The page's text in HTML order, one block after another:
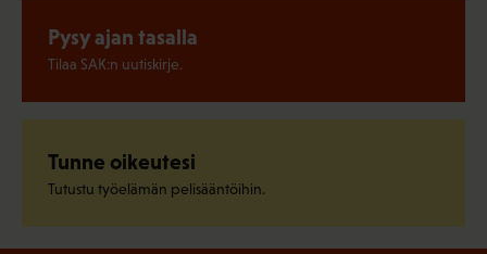
Pysy ajan tasalla
Tilaa SAK:n uutiskirje.
Tunne oikeutesi
Tutustu työelämän pelisääntöihin.